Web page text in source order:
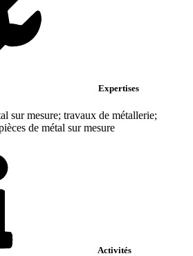
Expertises
sur mesure; travaux de métallerie;
de métal sur mesure
Activités